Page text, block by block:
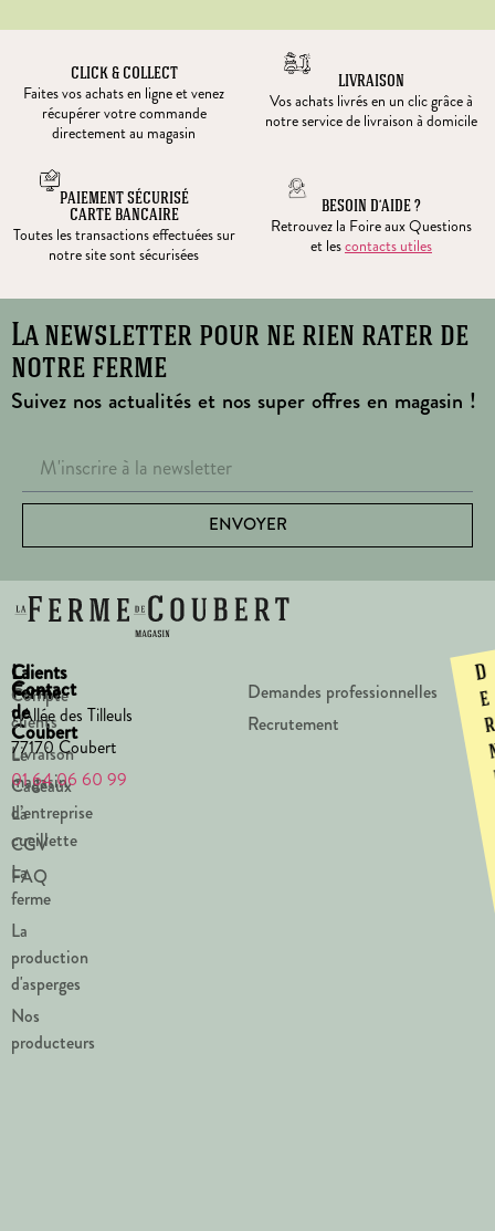
CLICK & COLLECT
Faites vos achats en ligne et venez
récupérer votre commande
directement au magasin
LIVRAISON
Vos achats livrés en un clic grâce à
notre service de livraison à domicile
PAIEMENT SÉCURISÉ
CARTE BANCAIRE
Toutes les transactions effectuées sur
notre site sont sécurisées
BESOIN D’AIDE ?
Retrouvez la Foire aux Questions
et lescontacts utiles
La newsletter pour ne rien rater de
notre ferme
Suivez nos actualités et nos super offres en magasin !
ENVOYER
La
Ferme
de
Coubert
Le
magasin
La
cueillette
La
ferme
La
production
d'asperges
Nos
producteurs
Clients
Compte
clients
Livraison
Cadeaux
d’entreprise
CGV
FAQ
Contact
1 Allée des Tilleuls
77170 Coubert
01 64 06 60 99
Demandes professionnelles
Recrutement
D
e